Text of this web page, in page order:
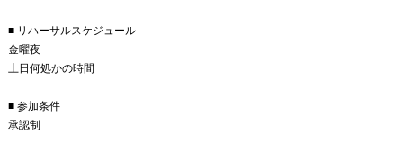
■ リハーサルスケジュール
金曜夜
土日何処かの時間
■ 参加条件
承認制